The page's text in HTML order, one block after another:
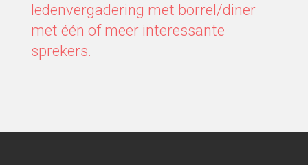
ledenvergadering met borrel/diner
met één of meer interessante
sprekers.